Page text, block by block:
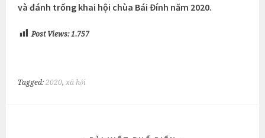
và đánh trống khai hội chùa Bái Đính năm 2020.
Post Views: 1.757
Tagged:2020,xã hội